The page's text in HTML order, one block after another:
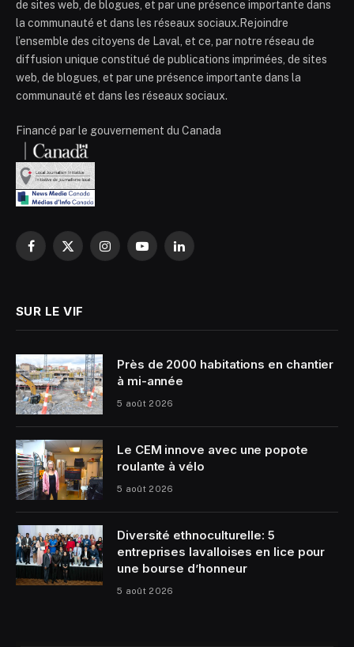
de sites web, de blogues, et par une présence importante dans
la communauté et dans les réseaux sociaux.Rejoindre
l’ensemble des citoyens de Laval, et ce, par notre réseau de
diffusion unique constitué de publications imprimées, de sites
web, de blogues, et par une présence importante dans la
communauté et dans les réseaux sociaux.
Financé par le gouvernement du Canada
Facebook
X
InstagramYouTubeLinkedIn
SUR LE VIF
Près de 2000 habitations en chantier
à mi-année
5 août 2026
Le CEM innove avec une popote
roulante à vélo
5 août 2026
Diversité ethnoculturelle: 5
entreprises lavalloises en lice pour
une bourse d’honneur
5 août 2026